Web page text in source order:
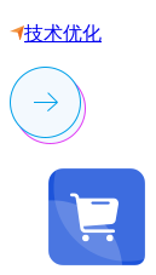
技术优化